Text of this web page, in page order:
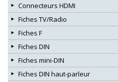
Connecteurs HDMI
Fiches TV/Radio
Fiches F
Fiches DIN
Fiches mini-DIN
Fiches DIN haut-parleur